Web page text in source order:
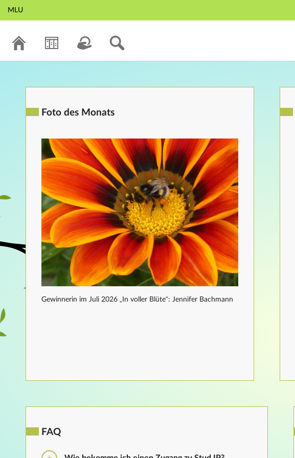
MLU
Foto des Monats
Gewinnerin im Juli 2026 „In voller Blüte“: Jennifer Bachmann
FAQ